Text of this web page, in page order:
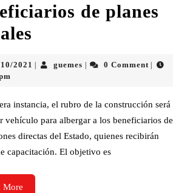
de planes
2021 guemes 0 Comment
instancia, el rubro de la construcción será
vehículo para albergar a los beneficiarios de
directas del Estado, quienes recibirán
capacitación. El objetivo es
More